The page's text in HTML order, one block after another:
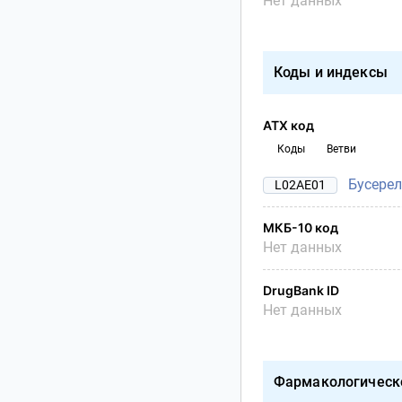
Коды и индексы
АТХ код
Коды Ветви
L02AE01
МКБ-10 код
Нет данных
DrugBank ID
Нет данных